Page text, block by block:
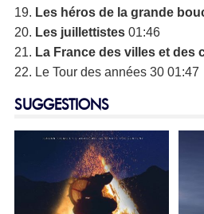
19. Les héros de la grande
20. Les juillettistes01:46
21. La France des villes et des
22. Le Tour des années 30 01:47
SUGGESTIONS